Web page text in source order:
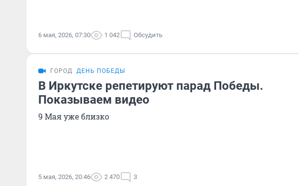
6 мая, 2026, 07:30 1 042 Обсудить
ГОРОД ДЕНЬ ПОБЕДЫ
В Иркутске репетируют парад Победы.
Показываем видео
9 Мая уже близко
5 мая, 2026, 20:46 2 470 3